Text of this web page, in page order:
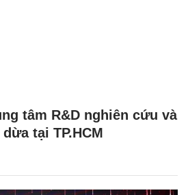
tâm R&D nghiên cứu và
tại TP.HCM